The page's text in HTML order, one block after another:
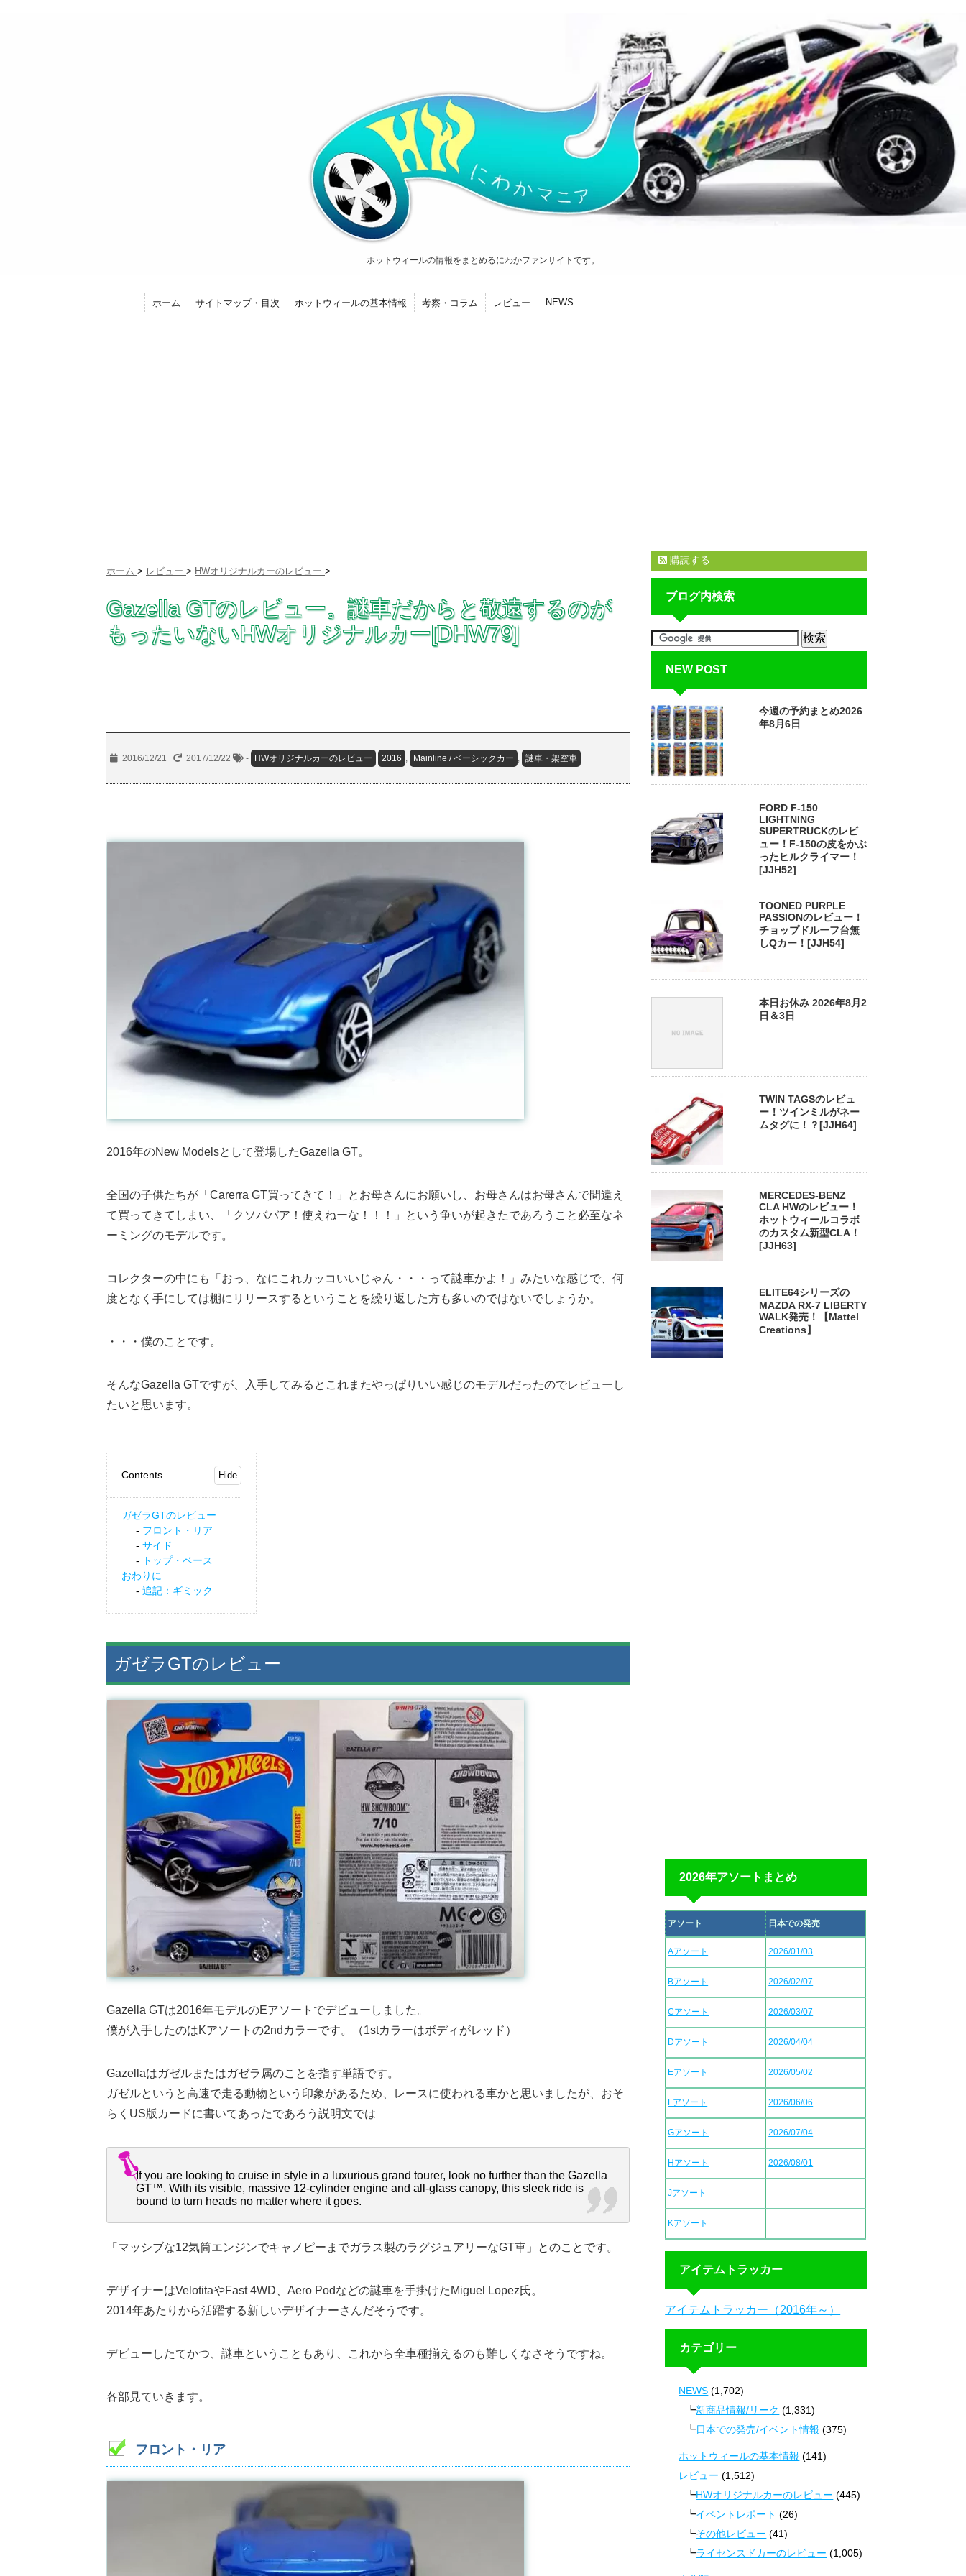
ホットウィールの情報をまとめるにわかファンサイトです。
ホーム サイトマップ・目次 ホットウィールの基本情報 考察・コラム レビュー NEWS
ホーム > レビュー > HWオリジナルカーのレビュー >
Gazella GTのレビュー。謎車だからと敬遠するのが
もったいないHWオリジナルカー[DHW79]
2016/12/21 2017/12/22 - HWオリジナルカーのレビュー 2016 , Mainline / ベーシックカー , 謎車・架空車
2016年のNew Modelsとして登場したGazella GT。
全国の子供たちが「Carerra GT買ってきて！」とお母さんにお願いし、お母さんはお母さんで間違え
て買ってきてしまい、「クソババア！使えねーな！！！」という争いが起きたであろうこと必至なネ
ーミングのモデルです。
コレクターの中にも「おっ、なにこれカッコいいじゃん・・・って謎車かよ！」みたいな感じで、何
度となく手にしては棚にリリースするということを繰り返した方も多いのではないでしょうか。
・・・僕のことです。
そんなGazella GTですが、入手してみるとこれまたやっぱりいい感じのモデルだったのでレビューし
たいと思います。
Contents
ガゼラGTのレビュー
フロント・リア
サイド
トップ・ベース
おわりに
追記：ギミック
ガゼラGTのレビュー
Gazella GTは2016年モデルのEアソートでデビューしました。
僕が入手したのはKアソートの2ndカラーです。（1stカラーはボディがレッド）
Gazellaはガゼルまたはガゼラ属のことを指す単語です。
ガゼルというと高速で走る動物という印象があるため、レースに使われる車かと思いましたが、おそ
らくUS版カードに書いてあったであろう説明文では
If you are looking to cruise in style in a luxurious grand tourer, look no further than the Gazella
GT™. With its visible, massive 12-cylinder engine and all-glass canopy, this sleek ride is
bound to turn heads no matter where it goes.
「マッシブな12気筒エンジンでキャノピーまでガラス製のラグジュアリーなGT車」とのことです。
デザイナーはVelotitaやFast 4WD、Aero Podなどの謎車を手掛けたMiguel Lopez氏。
2014年あたりから活躍する新しいデザイナーさんだそうです。
デビューしたてかつ、謎車ということもあり、これから全車種揃えるのも難しくなさそうですね。
各部見ていきます。
フロント・リア
購読する
ブログ内検索
NEW POST
今週の予約まとめ2026
年8月6日
FORD F-150
LIGHTNING
SUPERTRUCKのレビ
ュー！F-150の皮をかぶ
ったヒルクライマー！
[JJH52]
TOONED PURPLE
PASSIONのレビュー！
チョップドルーフ台無
しQカー！[JJH54]
本日お休み 2026年8月2
日＆3日
TWIN TAGSのレビュ
ー！ツインミルがネー
ムタグに！？[JJH64]
MERCEDES-BENZ
CLA HWのレビュー！
ホットウィールコラボ
のカスタム新型CLA！
[JJH63]
ELITE64シリーズの
MAZDA RX-7 LIBERTY
WALK発売！【Mattel
Creations】
2026年アソートまとめ
アソート 日本での発売
Aアソート 2026/01/03
Bアソート 2026/02/07
Cアソート 2026/03/07
Dアソート 2026/04/04
Eアソート 2026/05/02
Fアソート 2026/06/06
Gアソート 2026/07/04
Hアソート 2026/08/01
Jアソート
Kアソート
アイテムトラッカー
アイテムトラッカー（2016年～）
カテゴリー
NEWS (1,702)
新商品情報/リーク (1,331)
日本での発売/イベント情報 (375)
ホットウィールの基本情報 (141)
レビュー (1,512)
HWオリジナルカーのレビュー (445)
イベントレポート (26)
その他レビュー (41)
ライセンスドカーのレビュー (1,005)